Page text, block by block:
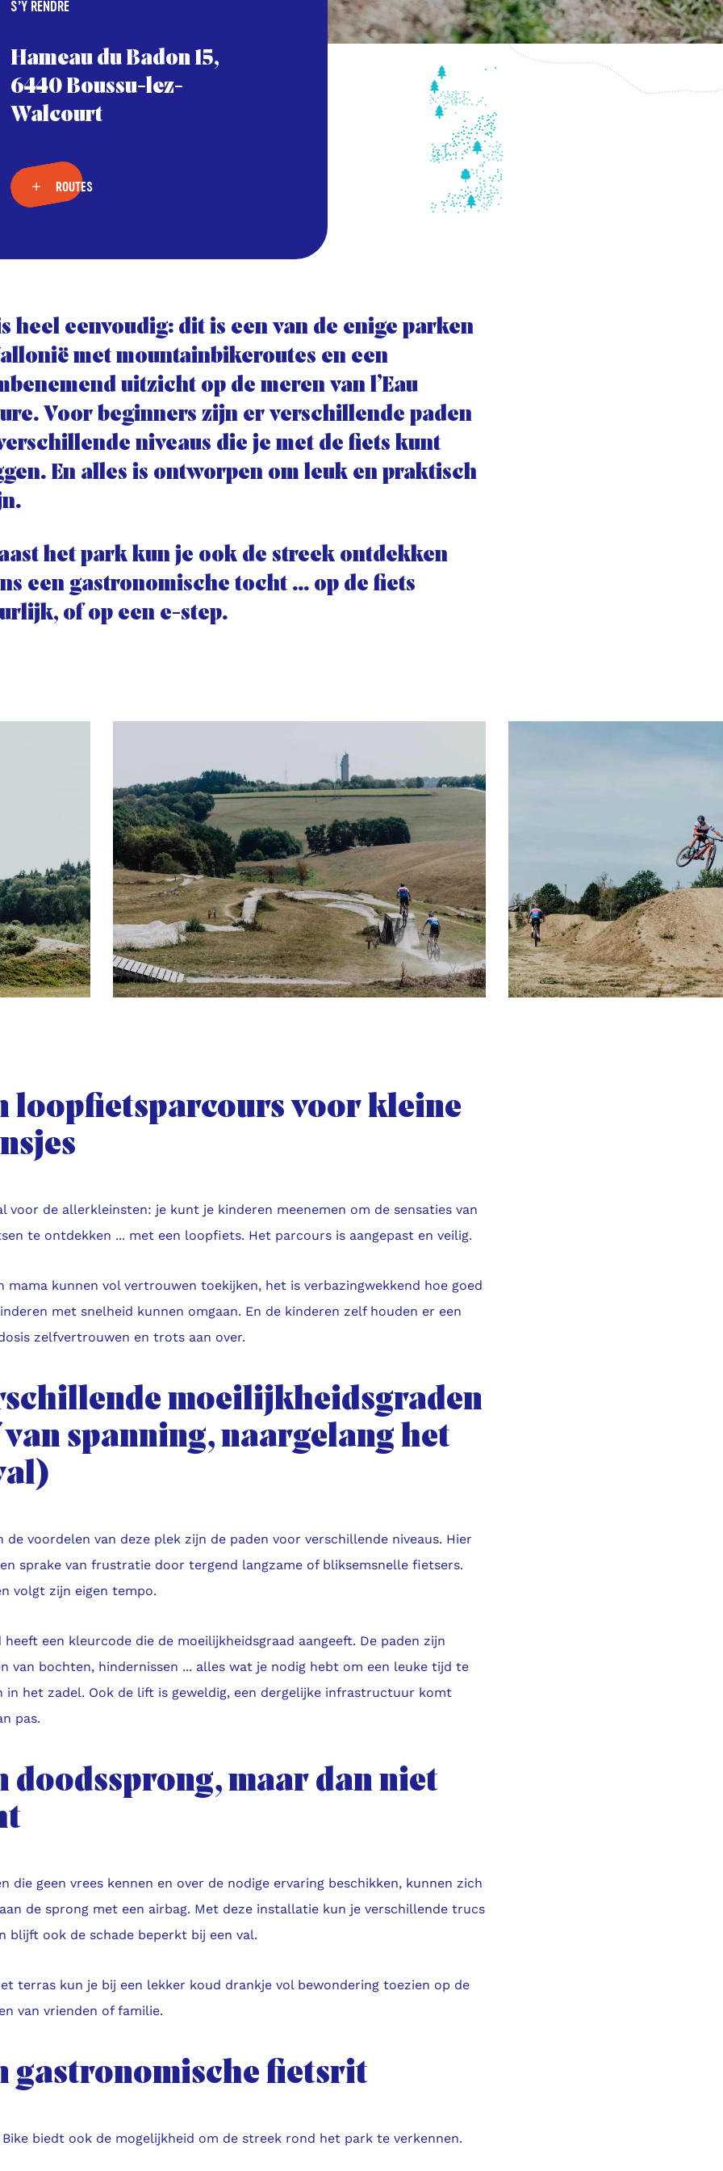
S’Y RENDRE
Hameau du Badon 15,
6440 Boussu-lez-
Walcourt
ROUTES
heel eenvoudig: dit is een van de enige parken
met mountainbikeroutes en een
uitzicht op de meren van l’Eau
Voor beginners zijn er verschillende paden
niveaus die je met de fiets kunt
En alles is ontworpen om leuk en praktisch
het park kun je ook de streek ontdekken
een gastronomische tocht ... op de fiets
of op een e-step.
loopfietsparcours voor kleine
voor de allerkleinsten: je kunt je kinderen meenemen om de sensaties van
te ontdekken ... met een loopfiets. Het parcours is aangepast en veilig.
mama kunnen vol vertrouwen toekijken, het is verbazingwekkend hoe goed
met snelheid kunnen omgaan. En de kinderen zelf houden er een
zelfvertrouwen en trots aan over.
moeilijkheidsgraden
spanning, naargelang het
de voordelen van deze plek zijn de paden voor verschillende niveaus. Hier
sprake van frustratie door tergend langzame of bliksemsnelle fietsers.
volgt zijn eigen tempo.
heeft een kleurcode die de moeilijkheidsgraad aangeeft. De paden zijn
van bochten, hindernissen ... alles wat je nodig hebt om een leuke tijd te
in het zadel. Ook de lift is geweldig, een dergelijke infrastructuur komt
pas.
doodssprong, maar dan niet
die geen vrees kennen en over de nodige ervaring beschikken, kunnen zich
de sprong met een airbag. Met deze installatie kun je verschillende trucs
blijft ook de schade beperkt bij een val.
terras kun je bij een lekker koud drankje vol bewondering toezien op de
van vrienden of familie.
gastronomische fietsrit
biedt ook de mogelijkheid om de streek rond het park te verkennen.